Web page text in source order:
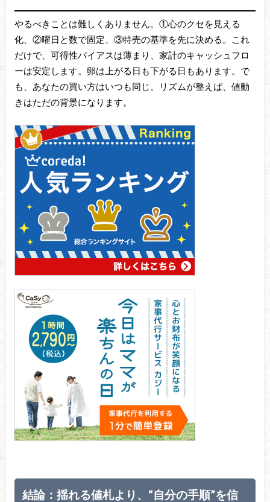
やるべきことは難しくありません。①心のクセを見える
化、②曜日と数で固定、③特売の基準を先に決める。これ
だけで、可得性バイアスは薄まり、家計のキャッシュフロ
ーは安定します。卵は上がる日も下がる日もあります。で
も、あなたの買い方はいつも同じ。リズムが整えば、値動
きはただの背景になります。
結論：揺れる値札より、“自分の手順”を信